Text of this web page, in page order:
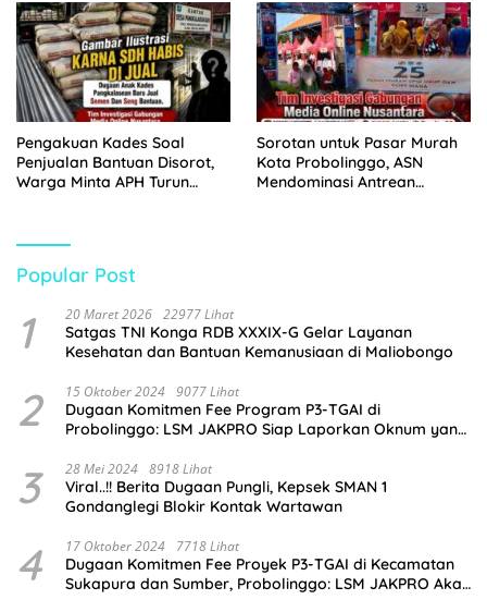
Pengakuan Kades Soal
Penjualan Bantuan Disorot,
Warga Minta APH Turun
Sorotan untuk Pasar Murah
Kota Probolinggo, ASN
Mendominasi Antrean
Popular Post
1 20 Maret 2026 22977 Lihat
Satgas TNI Konga RDB XXXIX-G Gelar Layanan
Kesehatan dan Bantuan Kemanusiaan di Maliobongo
2 15 Oktober 2024 9077 Lihat
Dugaan Komitmen Fee Program P3-TGAI di
Probolinggo: LSM JAKPRO Siap Laporkan Oknum yang
3 28 Mei 2024 8918 Lihat
Viral..!! Berita Dugaan Pungli, Kepsek SMAN 1
Gondanglegi Blokir Kontak Wartawan
4 17 Oktober 2024 7718 Lihat
Dugaan Komitmen Fee Proyek P3-TGAI di Kecamatan
Sukapura dan Sumber, Probolinggo: LSM JAKPRO Akan